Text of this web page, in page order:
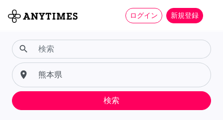
ログイン 新規登録
search
place
検索